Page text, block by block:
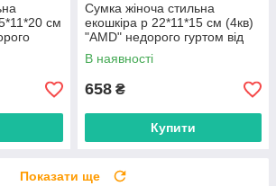
см
Сумка жіноча стильна
екошкіра р 22*11*15 см (4кв)
"AMD" недорого гуртом від
прямого постачальника
В наявності
658 ₴
Купити
Показати ще